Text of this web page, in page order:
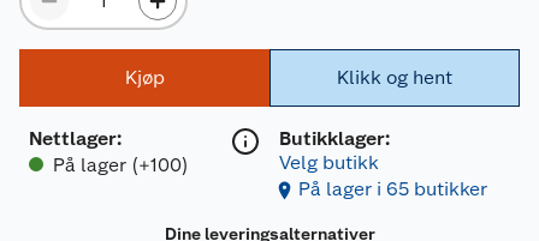
Kjøp
Nettlager:
På lager (+100)
Klikk og hent
Butikklager:
Velg butikk
På lager i 65 butikker
Dine leveringsalternativer